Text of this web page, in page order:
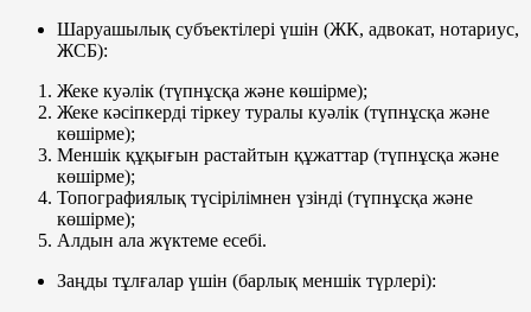
Шаруашылық субъектілері үшін (ЖК, адвокат, нотариус,
ЖСБ):
Жеке куәлік (түпнұсқа және көшірме);
Жеке кәсіпкерді тіркеу туралы куәлік (түпнұсқа және
көшірме);
Меншік құқығын растайтын құжаттар (түпнұсқа және
көшірме);
Топографиялық түсірілімнен үзінді (түпнұсқа және
көшірме);
Алдын ала жүктеме есебі.
Заңды тұлғалар үшін (барлық меншік түрлері):